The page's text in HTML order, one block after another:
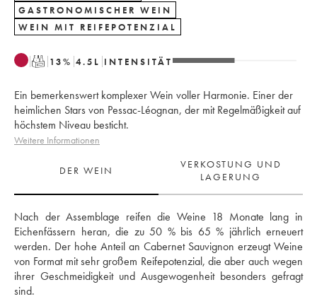
GASTRONOMISCHER WEIN
WEIN MIT REIFEPOTENZIAL
T 13% 4.5 L INTENSITÄT
Ein bemerkenswert komplexer Wein voller Harmonie. Einer der
heimlichen Stars von Pessac-Léognan, der mit Regelmäßigkeit auf
höchstem Niveau besticht.
Weitere Informationen
DER WEIN
VERKOSTUNG UND
LAGERUNG
Nach der Assemblage reifen die Weine 18 Monate lang in
Eichenfässern heran, die zu 50 % bis 65 % jährlich erneuert
werden. Der hohe Anteil an Cabernet Sauvignon erzeugt Weine
von Format mit sehr großem Reifepotenzial, die aber auch wegen
ihrer Geschmeidigkeit und Ausgewogenheit besonders gefragt
sind.